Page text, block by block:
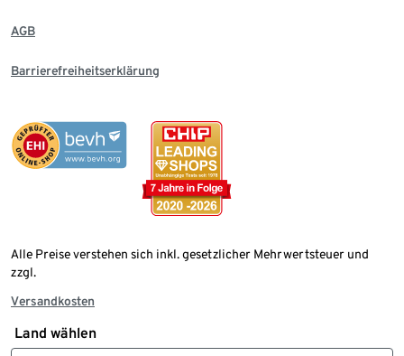
AGB
Barrierefreiheitserklärung
Alle Preise verstehen sich inkl. gesetzlicher Mehrwertsteuer und
zzgl.
Versandkosten
Land wählen